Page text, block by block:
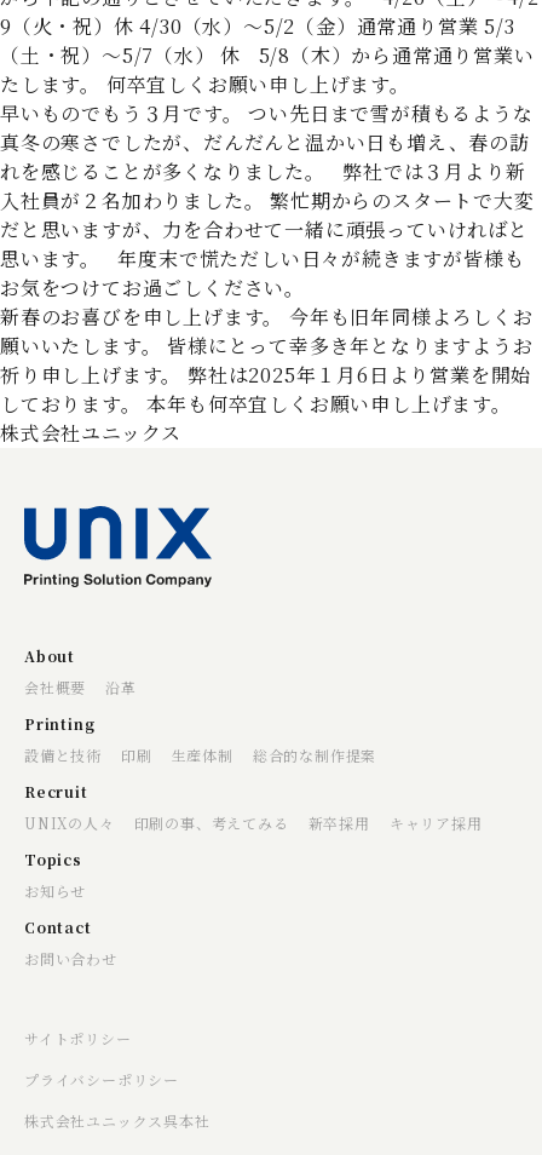
9（火・祝）休 4/30（水）～5/2（金）通常通り営業 5/3
（土・祝）～5/7（水） 休 5/8（木）から通常通り営業い
たします。 何卒宜しくお願い申し上げます。
早いものでもう３月です。 つい先日まで雪が積もるような
真冬の寒さでしたが、だんだんと温かい日も増え、春の訪
れを感じることが多くなりました。 弊社では３月より新
入社員が２名加わりました。 繁忙期からのスタートで大変
だと思いますが、力を合わせて一緒に頑張っていければと
思います。 年度末で慌ただしい日々が続きますが皆様も
お気をつけてお過ごしください。
新春のお喜びを申し上げます。 今年も旧年同様よろしくお
願いいたします。 皆様にとって幸多き年となりますようお
祈り申し上げます。 弊社は2025年１月6日より営業を開始
しております。 本年も何卒宜しくお願い申し上げます。
株式会社ユニックス
About
会社概要
沿革
Printing
設備と技術
印刷 生産体制
総合的な制作提案
Recruit
UNIXの人々
印刷の事、考えてみる 新卒採用
キャリア採用
Topics
お知らせ
Contact
お問い合わせ
サイトポリシー
プライバシーポリシー
株式会社ユニックス呉本社